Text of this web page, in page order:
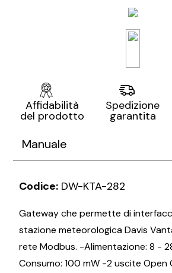
Affidabilità
del prodotto
Spedizione
garantita
Manuale
Codice: DW-KTA-282
Gateway che permette di
stazione meteorologica Davis
rete Modbus. -Alimentazione: 8 -
Consumo: 100 mW -2 uscite Open